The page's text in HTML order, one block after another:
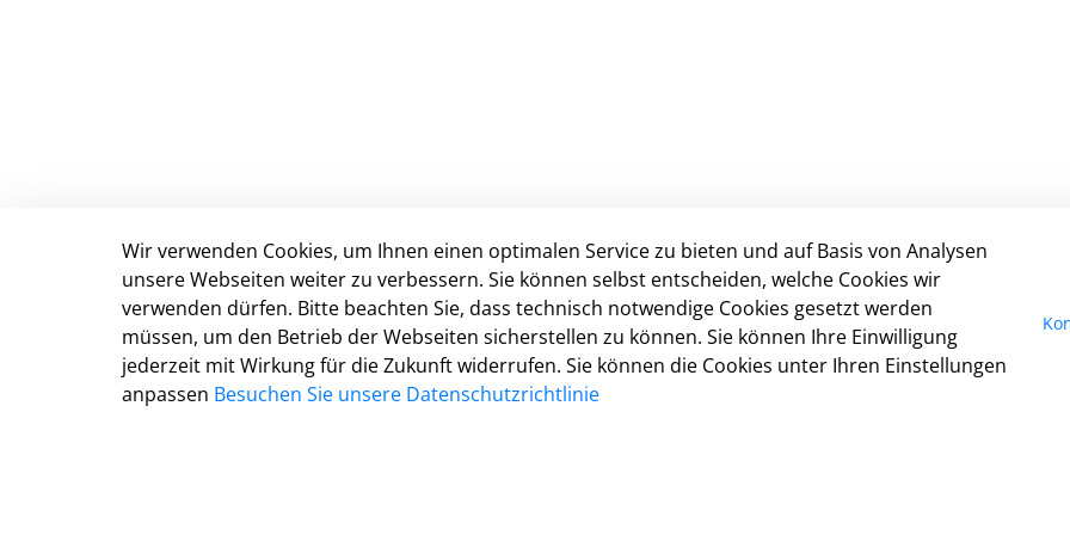
Kreis Herford
Amtshausstraße 3
32051 Herford
Telefon: 05221 13-0
Telefax: 05221 13-1902
Impressum
Datenschutz
Kontakt
Cookie-Richtlinie
Barrierefreiheit
Wir verwenden Cookies, um Ihnen einen optimalen Service zu bieten und auf Basis von Analysen
unsere Webseiten weiter zu verbessern. Sie können selbst entscheiden, welche Cookies wir
verwenden dürfen. Bitte beachten Sie, dass technisch notwendige Cookies gesetzt werden
müssen, um den Betrieb der Webseiten sicherstellen zu können. Sie können Ihre Einwilligung
jederzeit mit Wirkung für die Zukunft widerrufen. Sie können die Cookies unter Ihren Einstellungen
anpassen Besuchen Sie unsere Datenschutzrichtlinie